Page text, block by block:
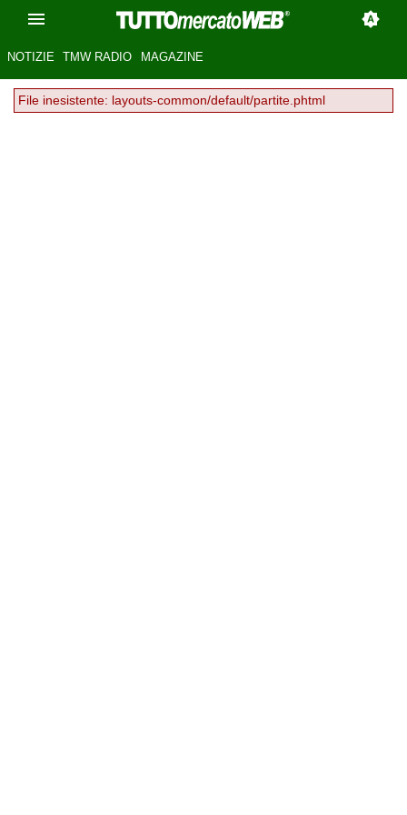
NOTIZIE TMW RADIO MAGAZINE
File inesistente: layouts-common/default/partite.phtml